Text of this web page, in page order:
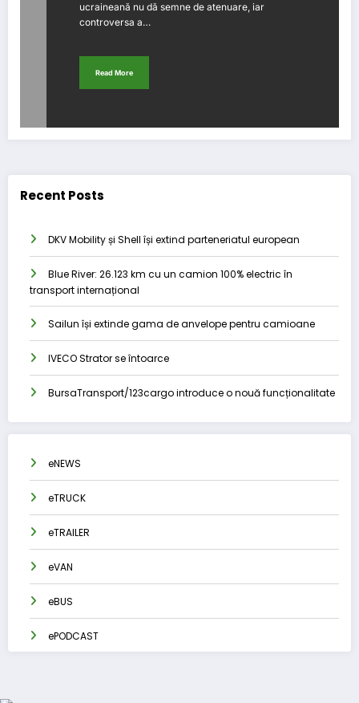
ucraineană nu dă semne de atenuare, iar
controversa a…
Read More
Recent Posts
DKV Mobility și Shell își extind parteneriatul european
Blue River: 26.123 km cu un camion 100% electric în
transport internațional
Sailun își extinde gama de anvelope pentru camioane
IVECO Strator se întoarce
BursaTransport/123cargo introduce o nouă funcționalitate
eNEWS
eTRUCK
eTRAILER
eVAN
eBUS
ePODCAST